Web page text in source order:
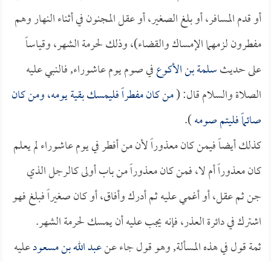
أو قدم المسافر، أو بلغ الصغير، أو عقل المجنون في أثناء النهار وهم
مفطرون لزمهما الإمساك والقضاء)، وذلك لحرمة الشهر، وقياساً
على حديثسلمة بن الأكوعفي صوم يوم عاشوراء, فالنبي عليه
الصلاة والسلام قال: (من كان مفطراً فليمسك بقية يومه، ومن كان
صائماً فليتم صومه).
كذلك أيضاً فيمن كان معذوراً لأن من أفطر في يوم عاشوراء لم يعلم
كان معذوراً أم لا، فمن كان معذوراً من باب أولى كالرجل الذي
جن ثم عقل، أو أغمي عليه ثم أدرك وأفاق، أو كان صغيراً فبلغ فهو
اشترك في دائرة العذر، فإنه يجب عليه أن يمسك لحرمة الشهر.
ثمة قول في هذه المسألة, وهو قول جاء عنعبد الله بن مسعودعليه